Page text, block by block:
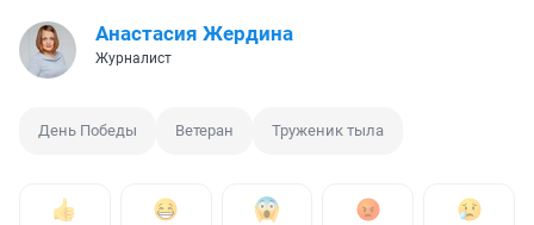
Анастасия Жердина
Журналист
День Победы Ветеран Труженик тыла